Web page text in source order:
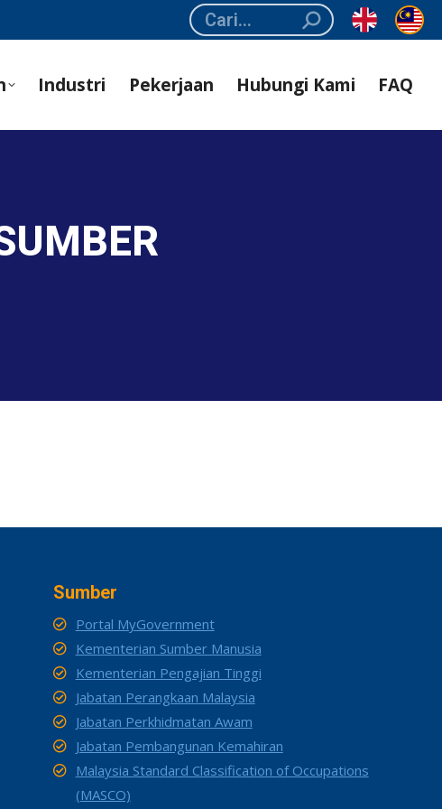
Search:
Industri Pekerjaan Hubungi Kami FAQ
Sumber
Portal MyGovernment
Kementerian Sumber Manusia
Kementerian Pengajian Tinggi
Jabatan Perangkaan Malaysia
Jabatan Perkhidmatan Awam
Jabatan Pembangunan Kemahiran
Malaysia Standard Classification of Occupations
(MASCO)